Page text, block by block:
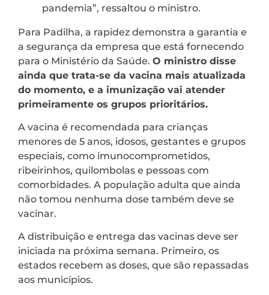
pandemia”, ressaltou o ministro.
Para Padilha, a rapidez demonstra a garantia e
a segurança da empresa que está fornecendo
para o Ministério da Saúde. O ministro disse
ainda que trata-se da vacina mais atualizada
do momento, e a imunização vai atender
primeiramente os grupos prioritários.
A vacina é recomendada para crianças
menores de 5 anos, idosos, gestantes e grupos
especiais, como imunocomprometidos,
ribeirinhos, quilombolas e pessoas com
comorbidades. A população adulta que ainda
não tomou nenhuma dose também deve se
vacinar.
A distribuição e entrega das vacinas deve ser
iniciada na próxima semana. Primeiro, os
estados recebem as doses, que são repassadas
aos municípios.